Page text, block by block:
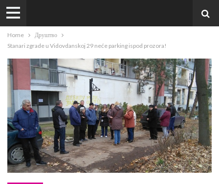
Home
Друштво
Stanari zgrade u Vidovdanskoj 29 neće parking ispod prozora!